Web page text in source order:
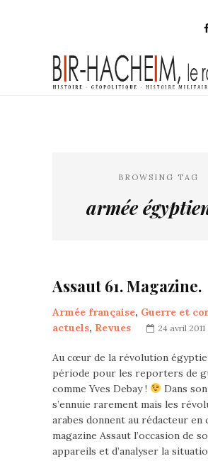
BROWSING TAG
armée
Assaut 61. Magazine.
Armée française, Guerre et
actuels, Revues 24 avril 2011
Au cœur de la révolution
période pour les reporters de
comme Yves Debay !
Dans
s’ennuie rarement mais les
arabes donnent au rédacteur en
magazine Assaut l’occasion de
appareils et d’analyser la